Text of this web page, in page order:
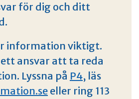
för dig och ditt
information viktigt.
ett ansvar att ta reda
Lyssna på P4, läs
eller ring 113